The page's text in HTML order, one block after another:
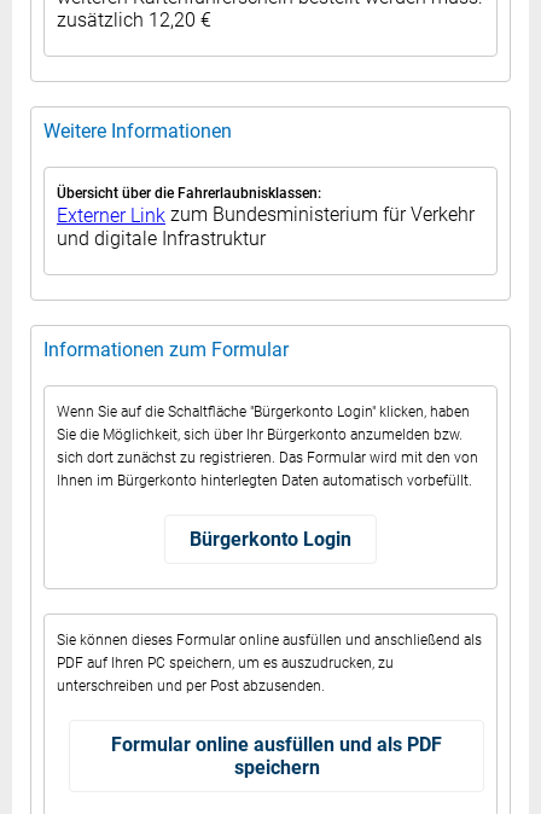
zusätzlich 12,20 €
Weitere Informationen
Übersicht über die Fahrerlaubnisklassen:
Externer Link zum Bundesministerium für Verkehr
und digitale Infrastruktur
Informationen zum Formular
Wenn Sie auf die Schaltfläche "Bürgerkonto Login" klicken, haben
Sie die Möglichkeit, sich über Ihr Bürgerkonto anzumelden bzw.
sich dort zunächst zu registrieren. Das Formular wird mit den von
Ihnen im Bürgerkonto hinterlegten Daten automatisch vorbefüllt.
Bürgerkonto Login
Sie können dieses Formular online ausfüllen und anschließend als
PDF auf Ihren PC speichern, um es auszudrucken, zu
unterschreiben und per Post abzusenden.
Formular online ausfüllen und als PDF
speichern